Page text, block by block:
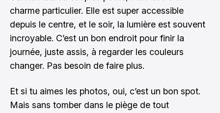
charme particulier. Elle est super accessible
depuis le centre, et le soir, la lumière est souvent
incroyable. C’est un bon endroit pour finir la
journée, juste assis, à regarder les couleurs
changer. Pas besoin de faire plus.
Et si tu aimes les photos, oui, c’est un bon spot.
Mais sans tomber dans le piège de tout